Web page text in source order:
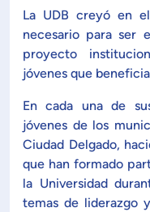
Calidad Académica
Acreditaciones
Boletín de noticias
La UDB creyó en
necesario para ser
proyecto
jóvenes que
En cada una de
jóvenes de los
Ciudad Delgado,
que han formado
la Universidad
temas de liderazgo